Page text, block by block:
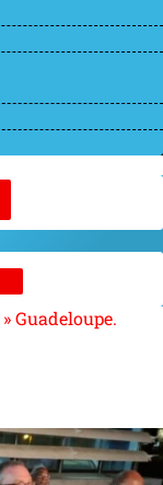
»Guadeloupe.